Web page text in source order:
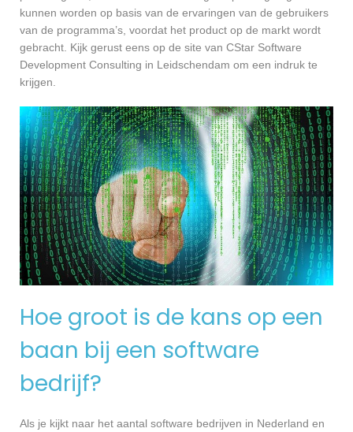
kunnen worden op basis van de ervaringen van de gebruikers
van de programma’s, voordat het product op de markt wordt
gebracht. Kijk gerust eens op de site van CStar Software
Development Consulting in Leidschendam om een indruk te
krijgen.
Hoe groot is de kans op een
baan bij een software
bedrijf?
Als je kijkt naar het aantal software bedrijven in Nederland en